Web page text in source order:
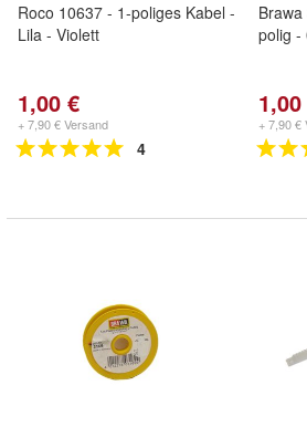
Roco 10637 - 1-poliges Kabel -
Lila - Violett
1,00 €
+ 7,90 € Versand
4
polig -
+ 7,90 €